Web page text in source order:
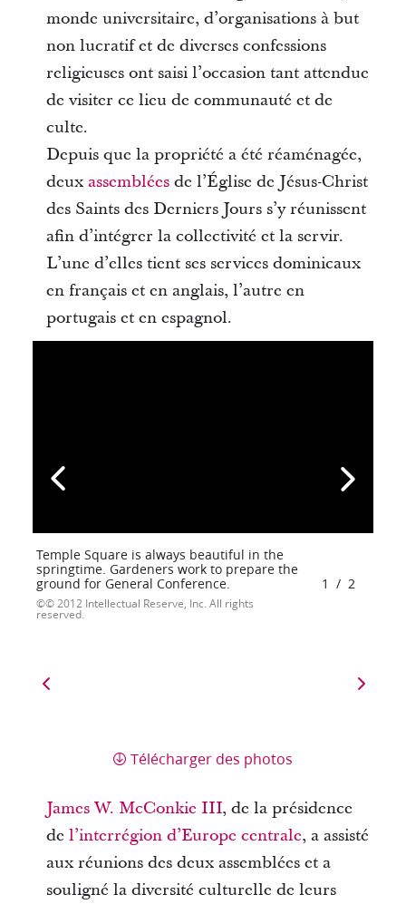
monde universitaire, d’organisations à but
non lucratif et de diverses confessions
religieuses ont saisi l’occasion tant attendue
de visiter ce lieu de communauté et de
culte.
Depuis que la propriété a été réaménagée,
deux assembléesde l’Église de Jésus-Christ
des Saints des Derniers Jours s’y réunissent
afin d’intégrer la collectivité et la servir.
L’une d’elles tient ses services dominicaux
en français et en anglais, l’autre en
portugais et en espagnol.
Temple Square is always beautiful in the
springtime. Gardeners work to prepare the
ground for General Conference.
© 2012 Intellectual Reserve, Inc. All rights
reserved.
1 / 2
Télécharger des photos
James W. McConkie III, de la présidence
de l’interrégion d’Europe centrale, a assisté
aux réunions des deux assemblées et a
souligné la diversité culturelle de leurs